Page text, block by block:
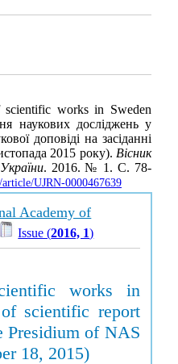
works in Sweden
наукових досліджень у
доповіді на засіданні
2015 року). Вісник
. 2016. № 1. С. 78-
UJRN-0000467639
Academy of
Issue (2016, 1)
works in
scientific report
Presidium of NAS
18, 2015)